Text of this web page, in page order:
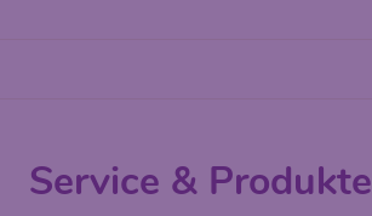
Service & Produkte